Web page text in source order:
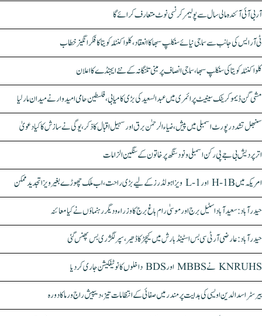
آر بی آئی آئندہ مالی سال سے پولیمر کرنسی نوٹ متعارف کرائے گا
ٹی آر ایس کی جانب سے سماجی نیائے سنکلپ سبھا کا انعقاد، کلواکنٹلہ کویتا کا فکر انگیز خطاب
کلواکنٹلہ کویتا کی سنکلپ سبھا، سماجی انصاف پر مبنی تلنگانہ کے نئے ایجنڈے کا اعلان
مشی گن ڈیموکریٹک سینیٹ پرائمری میں عبدالسعید کی بڑی کامیابی، فلسطین حامی امیدوار نے میدان مار لیا
سنبھل تشدد رپورٹ اسمبلی میں پیش، ضیاء الرحمٰن برق اور سہیل اقبال کا ذکر، یوگی نے سازش کا کیا دعویٰ
اتر پردیش بی جے پی رکن اسمبلی ونود سنگھ پر خاتون کے سنگین الزامات
امریکہ میں H-1B اور L-1 ویزا ہولڈرز کے لیے بڑی راحت، اب ملک چھوڑے بغیر ویزا تجدید ممکن
حیدرآباد: سعیدآباد اسٹیل برج اور موسیٰ رام باغ برج کا وزراء و دیگر رہنماؤں نے کیا معائنہ
حیدرآباد: عارضی آر ٹی سی بس اسٹینڈ بارش میں کیچڑ کا ڈھیر، سپر لگژری بس پھنس گئی
KNRUHS نے MBBS اور BDS داخلوں کا نوٹیفکیشن جاری کر دیا
بیرسٹر اسدالدین اویسی کی ہدایت پر مندر میں صفائی کے انتظامات تیز، دیپیش راج ورما کا دورہ